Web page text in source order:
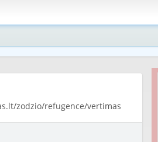
zodzio/refugence/vertimas